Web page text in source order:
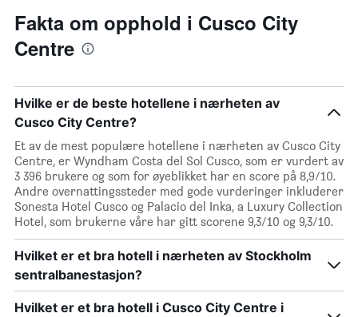
Fakta om opphold i Cusco City
Centre
Hvilke er de beste hotellene i nærheten av
Cusco City Centre?
Et av de mest populære hotellene i nærheten av Cusco City
Centre, er Wyndham Costa del Sol Cusco, som er vurdert av
3 396 brukere og som for øyeblikket har en score på 8,9/10.
Andre overnattingssteder med gode vurderinger inkluderer
Sonesta Hotel Cusco og Palacio del Inka, a Luxury Collection
Hotel, som brukerne våre har gitt scorene 9,3/10 og 9,3/10.
Hvilket er et bra hotell i nærheten av Stockholm
sentralbanestasjon?
Hvilket er et bra hotell i Cusco City Centre i